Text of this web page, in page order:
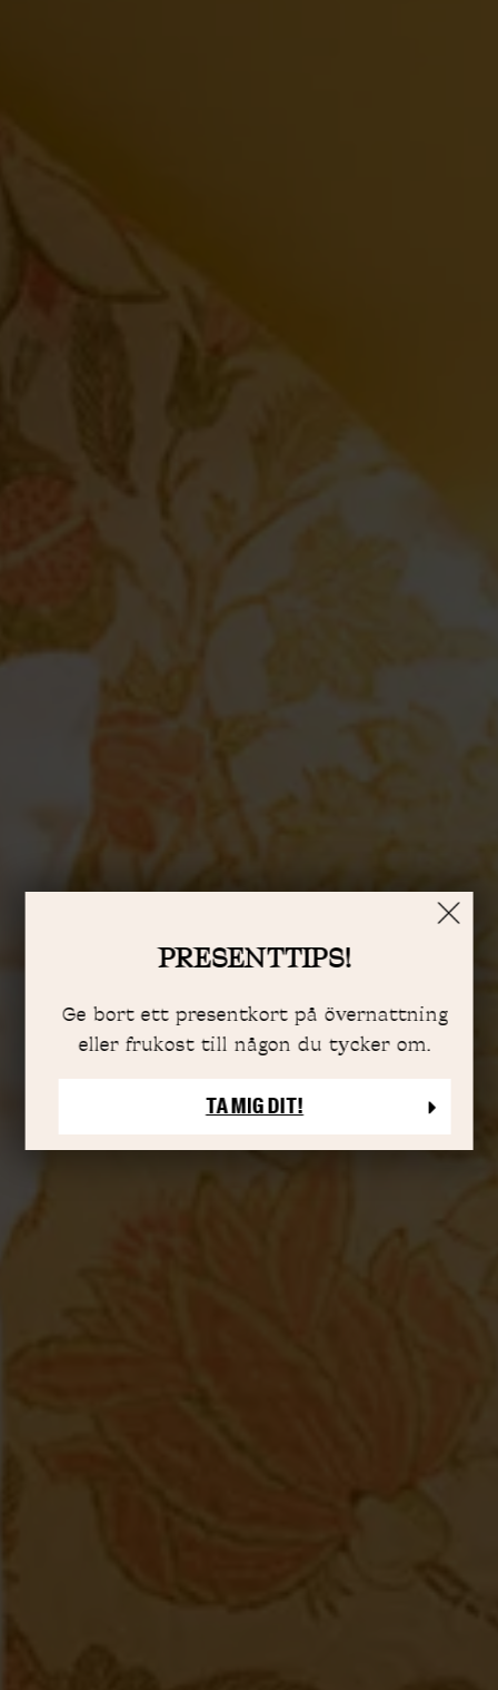
PRESENTTIPS!
Ge bort ett presentkort på övernattning
eller frukost till någon du tycker om.
TA MIG DIT!